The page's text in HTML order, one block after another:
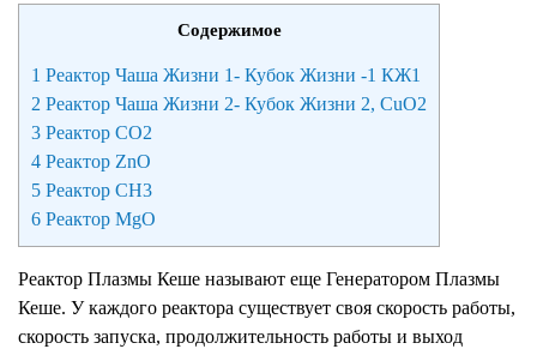
Содержимое
1 Реактор Чаша Жизни 1- Кубок Жизни -1 КЖ1
2 Реактор Чаша Жизни 2- Кубок Жизни 2, СuO2
3 Реактор CO2
4 Реактор ZnO
5 Реактор CH3
6 Реактор MgO
Реактор Плазмы Кеше называют еще Генератором Плазмы
Кеше. У каждого реактора существует своя скорость работы,
скорость запуска, продолжительность работы и выход